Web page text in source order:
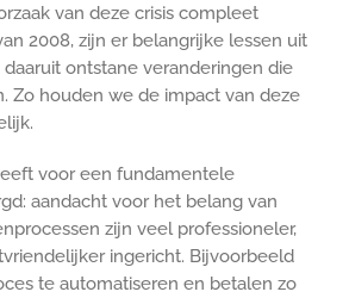
van deze crisis compleet
2008, zijn er belangrijke lessen uit
ontstane veranderingen die
Zo houden we de impact van deze
voor een fundamentele
aandacht voor het belang van
zijn veel professioneler,
ingericht. Bijvoorbeeld
te automatiseren en betalen zo